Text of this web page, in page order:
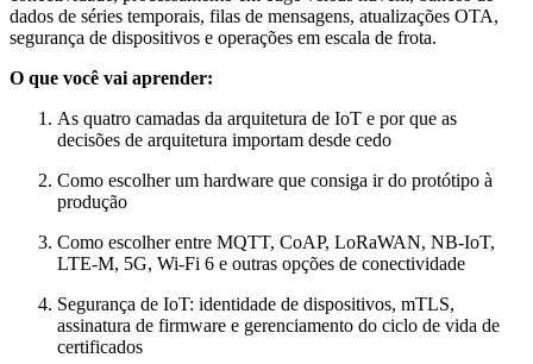
dados de séries temporais, filas de mensagens, atualizações OTA,
segurança de dispositivos e operações em escala de frota.
O que você vai aprender:
As quatro camadas da arquitetura de IoT e por que as
decisões de arquitetura importam desde cedo
Como escolher um hardware que consiga ir do protótipo à
produção
Como escolher entre MQTT, CoAP, LoRaWAN, NB-IoT,
LTE-M, 5G, Wi-Fi 6 e outras opções de conectividade
Segurança de IoT: identidade de dispositivos, mTLS,
assinatura de firmware e gerenciamento do ciclo de vida de
certificados